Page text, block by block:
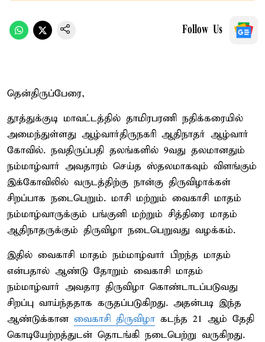
Follow Us
தென்திருப்பேரை,
தூத்துக்குடி மாவட்டத்தில் தாமிரபரணி நதிக்கரையில்
அமைந்துள்ளது ஆழ்வார்திருநகரி ஆதிநாதர் ஆழ்வார்
கோவில். நவதிருப்பதி தலங்களில் 9வது தலமானதும்
நம்மாழ்வார் அவதாரம் செய்த ஸ்தலமாகவும் விளங்கும்
இக்கோவிலில் வருடத்திற்கு நான்கு திருவிழாக்கள்
சிறப்பாக நடைபெறும். மாசி மற்றும் வைகாசி மாதம்
நம்மாழ்வாருக்கும் பங்குனி மற்றும் சித்திரை மாதம்
ஆதிநாதருக்கும் திருவிழா நடைபெறுவது வழக்கம்.
இதில் வைகாசி மாதம் நம்மாழ்வார் பிறந்த மாதம்
என்பதால் ஆண்டு தோறும் வைகாசி மாதம்
நம்மாழ்வார் அவதார திருவிழா கொண்டாடப்படுவது
சிறப்பு வாய்ந்ததாக கருதப்படுகிறது. அதன்படி இந்த
ஆண்டுக்கான வைகாசி திருவிழா கடந்த 21 ஆம் தேதி
கொடியேற்றத்துடன் தொடங்கி நடைபெற்று வருகிறது.